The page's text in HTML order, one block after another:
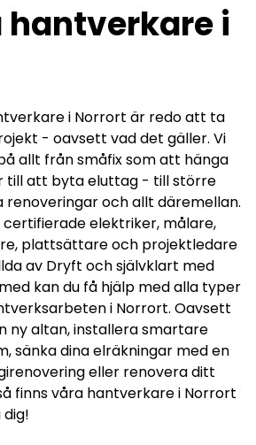
hantverkare i
i Norrort är redo att ta
- oavsett vad det gäller. Vi
allt från småfix som att hänga
till att byta eluttag - till större
och allt däremellan.
elektriker, målare,
plattsättare och projektledare
av Dryft och självklart med
kan du få hjälp med alla typer
i Norrort. Oavsett
ny altan, installera smartare
sänka dina elräkningar med en
eller renovera ditt
finns våra hantverkare i Norrort